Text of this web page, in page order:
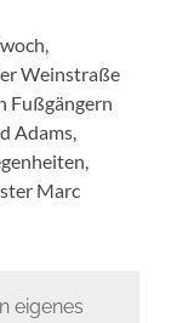
Weinstraße
Fußgängern
Adams,
Marc
eigenes